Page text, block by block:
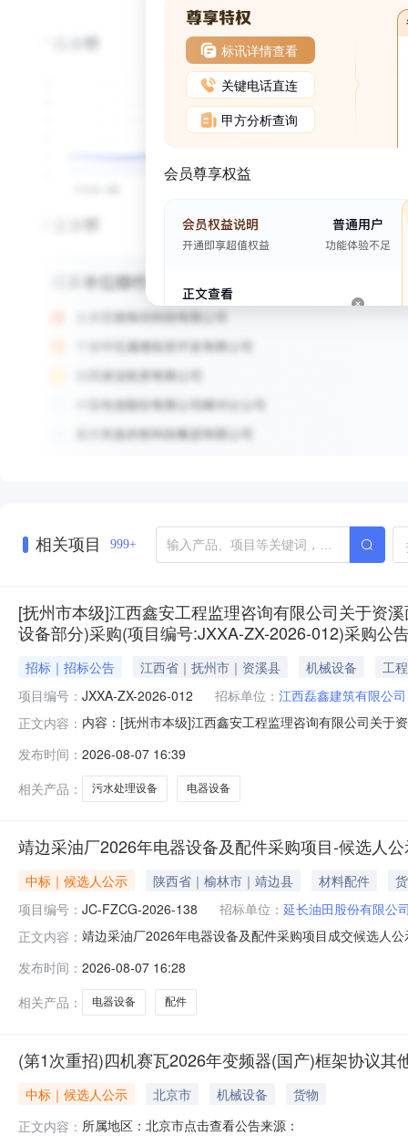
标讯详情查看
关键电话直连
甲方分析查询
会员尊享权益
相关项目 999+
[抚州市本级]江西鑫安工程监理咨询有限公司关于资
设备部分)采购(项目编号:JXXA-ZX-2026-012)采购公
招标｜招标公告 江西省｜抚州市｜资溪县 机械设备
工程
项目编号： JXXA-ZX-2026-012 招标单位： 江西磊鑫建筑有限公司
正文内容： 内容：[抚州市本级]江西鑫安工程监理咨询有限公司关于
门联系电话：交易中心名称：交易中心联系电话：江西
及电器设备部分）采购（
发布时间： 2026-08-07 16:39
相关产品：
污水处理设备 电器设备
靖边采油厂2026年电器设备及配件采购项目-候选人
中标｜候选人公示 陕西省｜榆林市｜靖边县 材料配件
项目编号： JC-FZCG-2026-138 招标单位： 延长油田股份有限公
正文内容： 靖边采油厂2026年电器设备及配件采购项目成交候选人
求的资格能力条件：完全响应成交候选人的评审情况：
发布时间： 2026-08-07 16:28
相关产品：
电器设备 配件
(第1次重招)四机赛瓦2026年变频器(国产)框架协议其
中标｜候选人公示 北京市 机械设备
货物
正文内容： 所属地区：北京市点击查看公告来源：